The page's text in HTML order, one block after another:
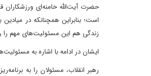
حضرت آیت‌الله خامنه‌ای ورزشکاران
است؛ بنابراین همچنانکه در
زندگی هم این مسئولیت‌های مهم را
ایشان در ادامه با اشاره به
رهبر انقلاب، مسئولان را به